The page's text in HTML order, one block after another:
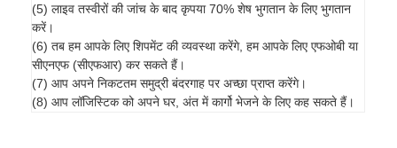
(5) लाइव तस्वीरों की जांच के बाद कृपया 70% शेष भुगतान के लिए भुगतान
करें।
(6) तब हम आपके लिए शिपमेंट की व्यवस्था करेंगे, हम आपके लिए एफओबी या
सीएनएफ (सीएफआर) कर सकते हैं।
(7) आप अपने निकटतम समुद्री बंदरगाह पर अच्छा प्राप्त करेंगे।
(8) आप लॉजिस्टिक को अपने घर, अंत में कार्गो भेजने के लिए कह सकते हैं।